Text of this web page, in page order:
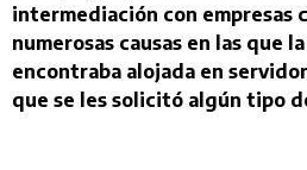
intermediación con empresas
numerosas causas en las que
encontraba alojada en
que se les solicitó algún tipo